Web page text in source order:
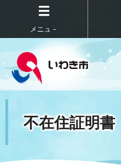
メニュ－
不在住証明書